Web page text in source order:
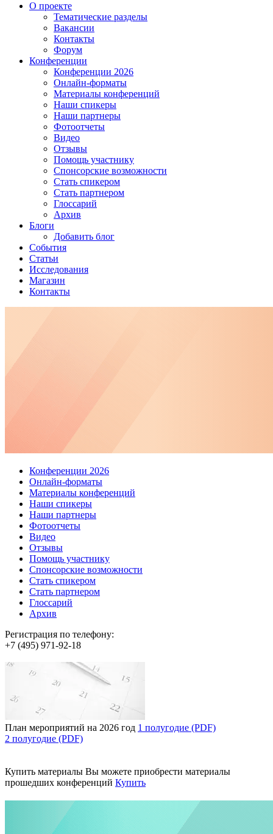
О проекте
Тематические разделы
Вакансии
Контакты
Форум
Конференции
Конференции 2026
Онлайн-форматы
Материалы конференций
Наши спикеры
Наши партнеры
Фотоотчеты
Видео
Отзывы
Помощь участнику
Спонсорские возможности
Стать спикером
Стать партнером
Глоссарий
Архив
Блоги
Добавить блог
События
Статьи
Исследования
Магазин
Контакты
Конференции 2026
Онлайн-форматы
Материалы конференций
Наши спикеры
Наши партнеры
Фотоотчеты
Видео
Отзывы
Помощь участнику
Спонсорские возможности
Стать спикером
Стать партнером
Глоссарий
Архив
Регистрация по телефону:
+7 (495) 971-92-18
План мероприятий на 2026 год 1 полугодие (PDF)
2 полугодие (PDF)
Купить материалы Вы можете приобрести материалы
прошедших конференций Купить